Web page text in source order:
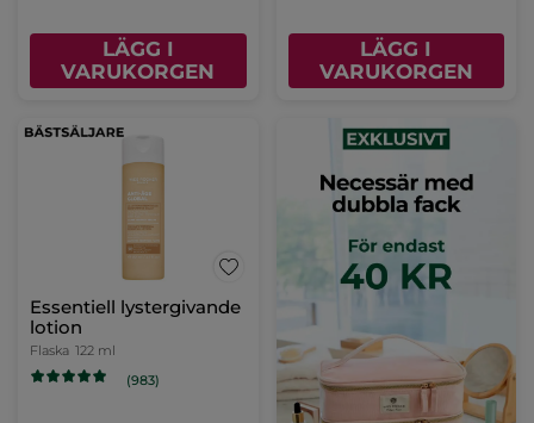
LÄGG I
VARUKORGEN
LÄGG I
VARUKORGEN
Essentiell lystergivande
lotion
Flaska 122 ml
(983)